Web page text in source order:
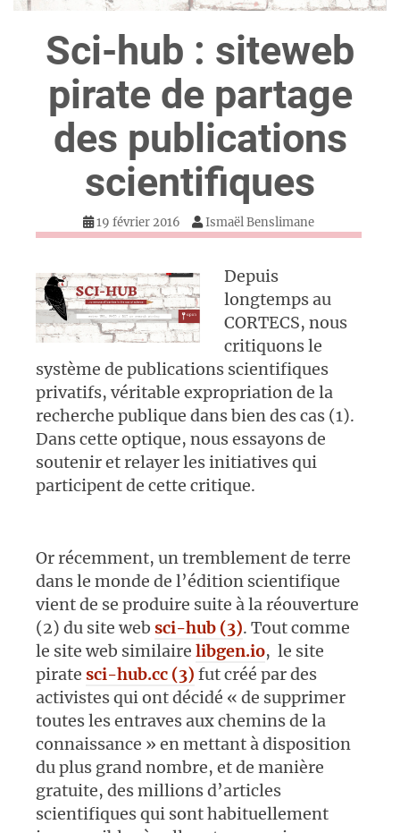
Sci-hub : siteweb
pirate de partage
des publications
scientifiques
19 février 2016 Ismaël Benslimane
Depuis
longtemps au
CORTECS, nous
critiquons le
système de publications scientifiques
privatifs, véritable expropriation de la
recherche publique dans bien des cas (1).
Dans cette optique, nous essayons de
soutenir et relayer les initiatives qui
participent de cette critique.
Or récemment, un tremblement de terre
dans le monde de l’édition scientifique
vient de se produire suite à la réouverture
(2) du site web sci-hub (3). Tout comme
le site web similaire libgen.io, le site
pirate sci-hub.cc (3) fut créé par des
activistes qui ont décidé « de supprimer
toutes les entraves aux chemins de la
connaissance » en mettant à disposition
du plus grand nombre, et de manière
gratuite, des millions d’articles
scientifiques qui sont habituellement